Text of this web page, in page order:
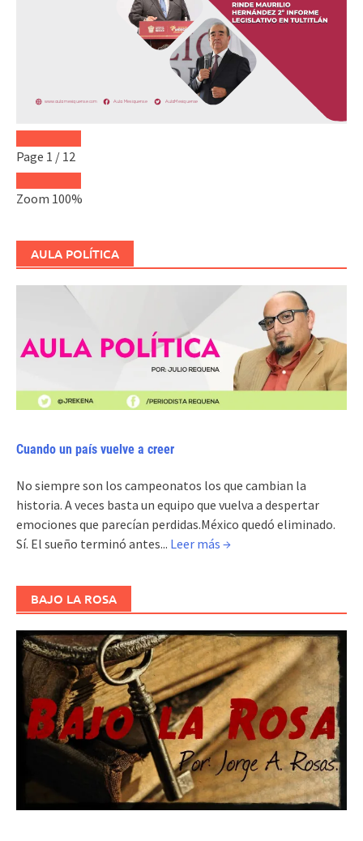
Page 1 / 12
Zoom 100%
AULA POLÍTICA
Cuando un país vuelve a creer
No siempre son los campeonatos los que cambian la
historia. A veces basta un equipo que vuelva a despertar
emociones que parecían perdidas.México quedó eliminado.
Sí. El sueño terminó antes... Leer más →
BAJO LA ROSA